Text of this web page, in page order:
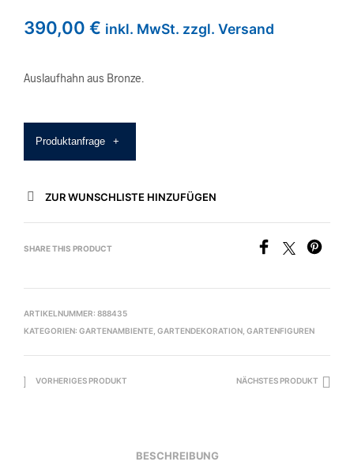
390,00 € inkl. MwSt. zzgl. Versand
Auslaufhahn aus Bronze.
Produktanfrage +
ZUR WUNSCHLISTE HINZUFÜGEN
SHARE THIS PRODUCT
ARTIKELNUMMER: 888435
KATEGORIEN: GARTENAMBIENTE GARTENDEKORATION GARTENFIGUREN
VORHERIGES PRODUKT NÄCHSTES PRODUKT
BESCHREIBUNG